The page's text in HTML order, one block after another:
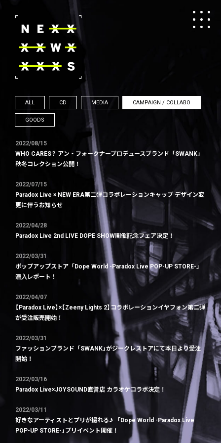
ALL CD MEDIA CAMPAIGN / COLLABO
GOODS
2022/08/15
WHO CARES？ アン・フォークナープロデュースブランド「SWANK」
秋冬コレクション公開！
2022/07/15
Paradox Live × NEW ERA第二弾コラボレーションキャップ デザイン変
更に伴うお知らせ
2022/04/28
Paradox Live 2nd LIVE DOPE SHOW開催記念フェア決定！
2022/03/31
ポップアップストア「Dope World -Paradox Live POP-UP STORE-」
潜入レポート！
2022/04/07
【Paradox Live】×【Zeeny Lights 2】コラボレーションイヤフォン第二弾
が受注販売開始！
2022/03/31
ファッションブランド「SWANK」がジークレストアにて本日より受注
開始！
2022/03/16
Paradox Live×JOYSOUND直営店 カラオケコラボ決定！
2022/03/11
好きなアーティストとプリが撮れる♪ 「Dope World -Paradox Live
POP-UP STORE-」プリイベント開催！